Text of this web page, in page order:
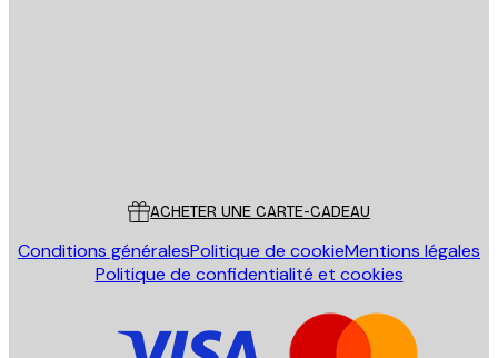
ACHETER UNE CARTE-CADEAU
Conditions généralesPolitique de cookieMentions légales
Politique de confidentialité et cookies